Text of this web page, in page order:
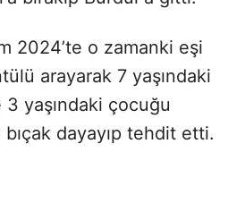
2024’te o zamanki eşi
arayarak 7 yaşındaki
yaşındaki çocuğu
bıçak dayayıp tehdit etti.